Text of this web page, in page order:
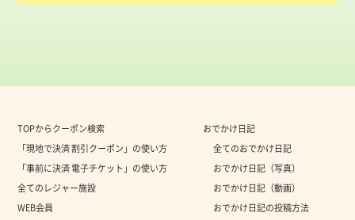
TOPからクーポン検索
「現地で決済 割引クーポン」の使い方
「事前に決済 電子チケット」の使い方
全てのレジャー施設
WEB会員
おでかけ日記
全てのおでかけ日記
おでかけ日記（写真）
おでかけ日記（動画）
おでかけ日記の投稿方法